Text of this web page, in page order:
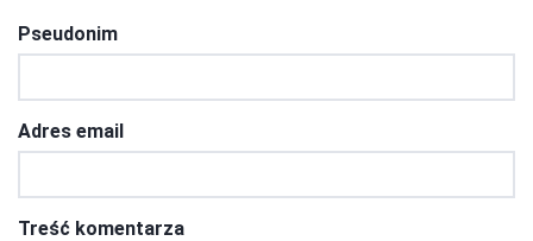
Pseudonim
Adres email
Treść komentarza